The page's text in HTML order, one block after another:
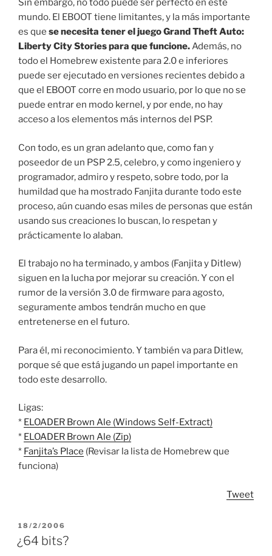
Sin embargo, no todo puede ser perfecto en este
mundo. El EBOOT tiene limitantes, y la más importante
es que se necesita tener el juego Grand Theft Auto:
Liberty City Stories para que funcione.Además, no
todo el Homebrew existente para 2.0 e inferiores
puede ser ejecutado en versiones recientes debido a
que el EBOOT corre en modo usuario, por lo que no se
puede entrar en modo kernel, y por ende, no hay
acceso a los elementos más internos del PSP.
Con todo, es un gran adelanto que, como fan y
poseedor de un PSP 2.5, celebro, y como ingeniero y
programador, admiro y respeto, sobre todo, por la
humildad que ha mostrado Fanjita durante todo este
proceso, aún cuando esas miles de personas que están
usando sus creaciones lo buscan, lo respetan y
prácticamente lo alaban.
El trabajo no ha terminado, y ambos (Fanjita y Ditlew)
siguen en la lucha por mejorar su creación. Y con el
rumor de la versión 3.0 de firmware para agosto,
seguramente ambos tendrán mucho en que
entretenerse en el futuro.
Para él, mi reconocimiento. Y también va para Ditlew,
porque sé que está jugando un papel importante en
todo este desarrollo.
Ligas:
* ELOADER Brown Ale (Windows Self-Extract)
* ELOADER Brown Ale (Zip)
* Fanjita’s Place (Revisar la lista de Homebrew que
funciona)
Tweet
POSTED
ON
18/2/2006
¿64 bits?